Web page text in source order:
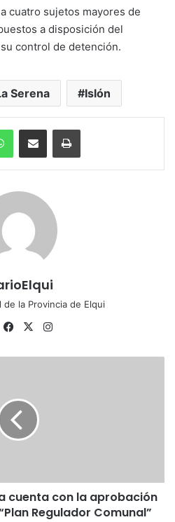
cuatro sujetos mayores de
a disposición del
control de detención.
Serena Islón
WhatsAppCompartir por correo electrónicoImprimir
de la Provincia de Elqui
Sitio
Facebook
X
cuenta con la aprobación
Regulador Comunal”